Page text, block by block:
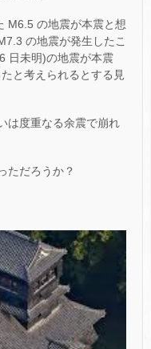
M6.5 の地震が本震と想
の地震が発生したこ
日未明)の地震が本震
と考えられるとする見
は度重なる余震で崩れ
ただろうか？